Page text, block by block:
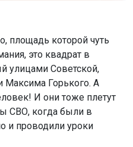
площадь которой чуть
это квадрат в
улицами Советской,
Горького. А
И они тоже плетут
СВО, когда были в
и проводили уроки